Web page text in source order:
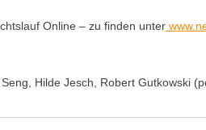
Online – zu finden unter
Hilde Jesch, Robert Gutkowski